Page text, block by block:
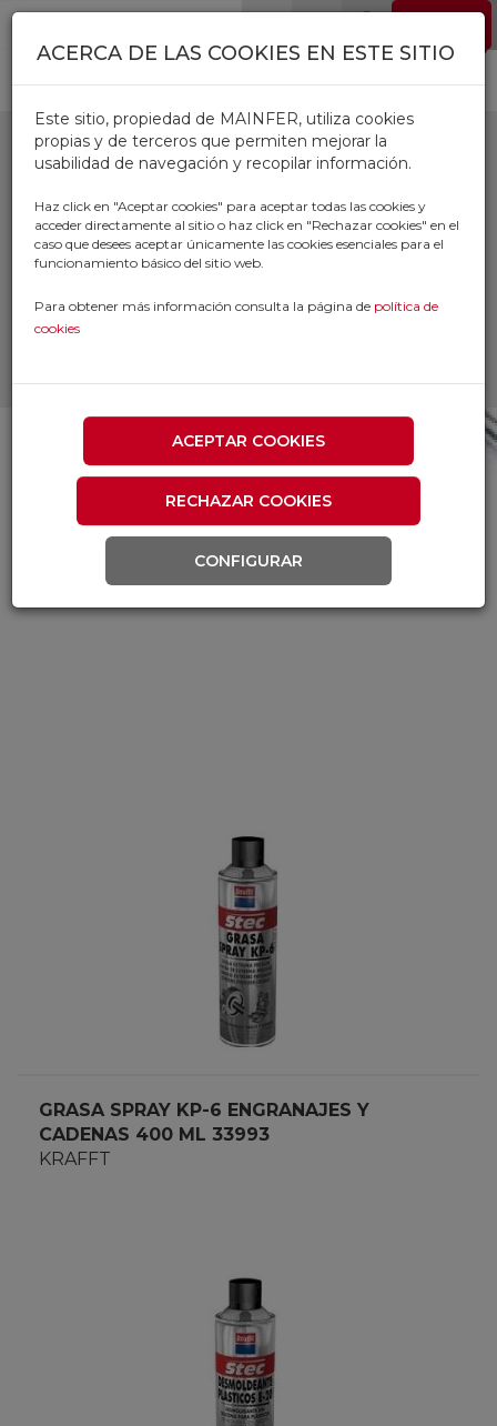
Pasar al contenido principal
ACEITES Y GRASAS
KRAFFT
SUMINISTRO INDUSTRIAL Y TALLER
GRASA SPRAY KP-6 ENGRANAJES Y
CADENAS 400 ML 33993
KRAFFT
ACERCA DE LAS COOKIES EN ESTE SITIO
Este sitio, propiedad de MAINFER, utiliza cookies
propias y de terceros que permiten mejorar la
usabilidad de navegación y recopilar información.
Haz click en "Aceptar cookies" para aceptar todas las cookies y
acceder directamente al sitio o haz click en "Rechazar cookies" en el
caso que desees aceptar únicamente las cookies esenciales para el
funcionamiento básico del sitio web.
Para obtener más información consulta la página de política de
cookies
ACEPTAR COOKIES
RECHAZAR COOKIES
CONFIGURAR